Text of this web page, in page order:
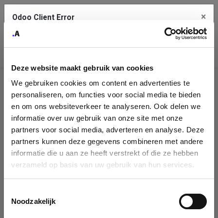
Deze website maakt gebruik van cookies
We gebruiken cookies om content en advertenties te
personaliseren, om functies voor social media te bieden
en om ons websiteverkeer te analyseren. Ook delen we
informatie over uw gebruik van onze site met onze
partners voor social media, adverteren en analyse. Deze
partners kunnen deze gegevens combineren met andere
informatie die u aan ze heeft verstrekt of die ze hebben
verzameld op basis van uw gebruik van hun services.
Noodzakelijk
Company
Identification
Please fill in your company details
You can search a company in our database by name, VAT or
enterprise ID. When a company is selected it will auto-complete the
form. If you don't find your company in our database, you can create
Odoo Client Error ×
service.
See details
Ok